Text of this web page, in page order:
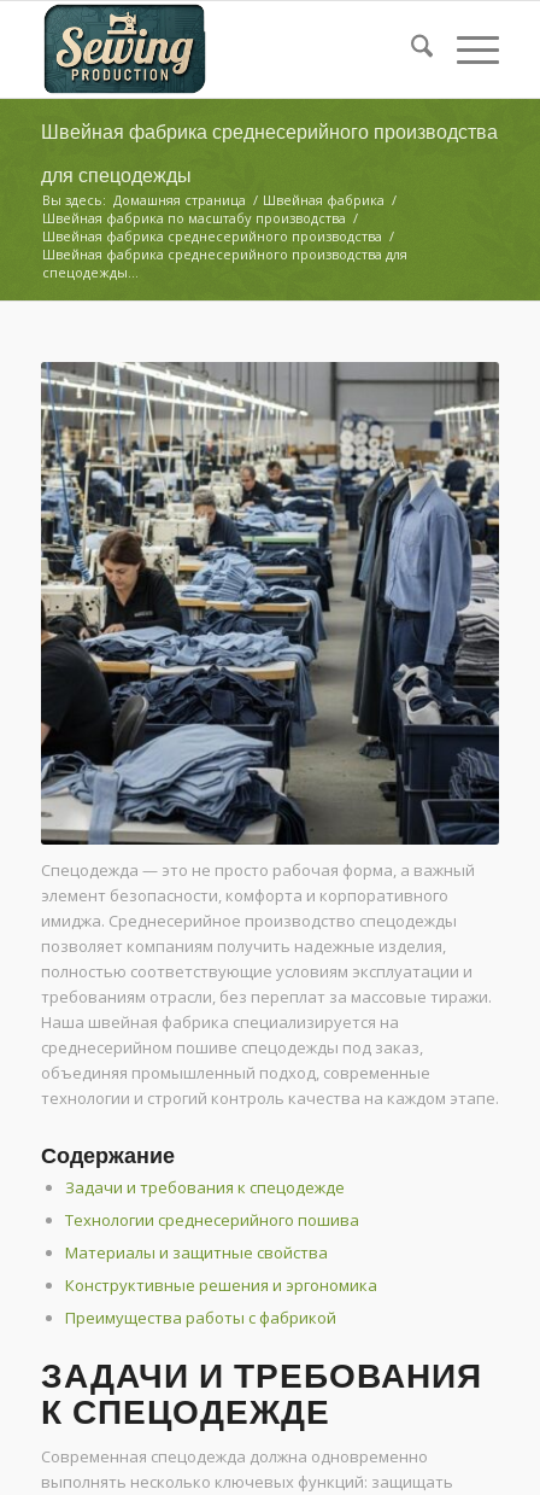
Швейная фабрика среднесерийного производства
для спецодежды
Вы здесь: Домашняя страница / Швейная фабрика /
Швейная фабрика по масштабу производства /
Швейная фабрика среднесерийного производства /
Швейная фабрика среднесерийного производства для
спецодежды...
Спецодежда — это не просто рабочая форма, а важный
элемент безопасности, комфорта и корпоративного
имиджа. Среднесерийное производство спецодежды
позволяет компаниям получить надежные изделия,
полностью соответствующие условиям эксплуатации и
требованиям отрасли, без переплат за массовые тиражи.
Наша швейная фабрика специализируется на
среднесерийном пошиве спецодежды под заказ,
объединяя промышленный подход, современные
технологии и строгий контроль качества на каждом этапе.
Содержание
Задачи и требования к спецодежде
Технологии среднесерийного пошива
Материалы и защитные свойства
Конструктивные решения и эргономика
Преимущества работы с фабрикой
ЗАДАЧИ И ТРЕБОВАНИЯ
К СПЕЦОДЕЖДЕ
Современная спецодежда должна одновременно
выполнять несколько ключевых функций: защищать